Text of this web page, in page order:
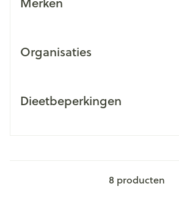
Organisaties
Dieetbeperkingen
8 producten